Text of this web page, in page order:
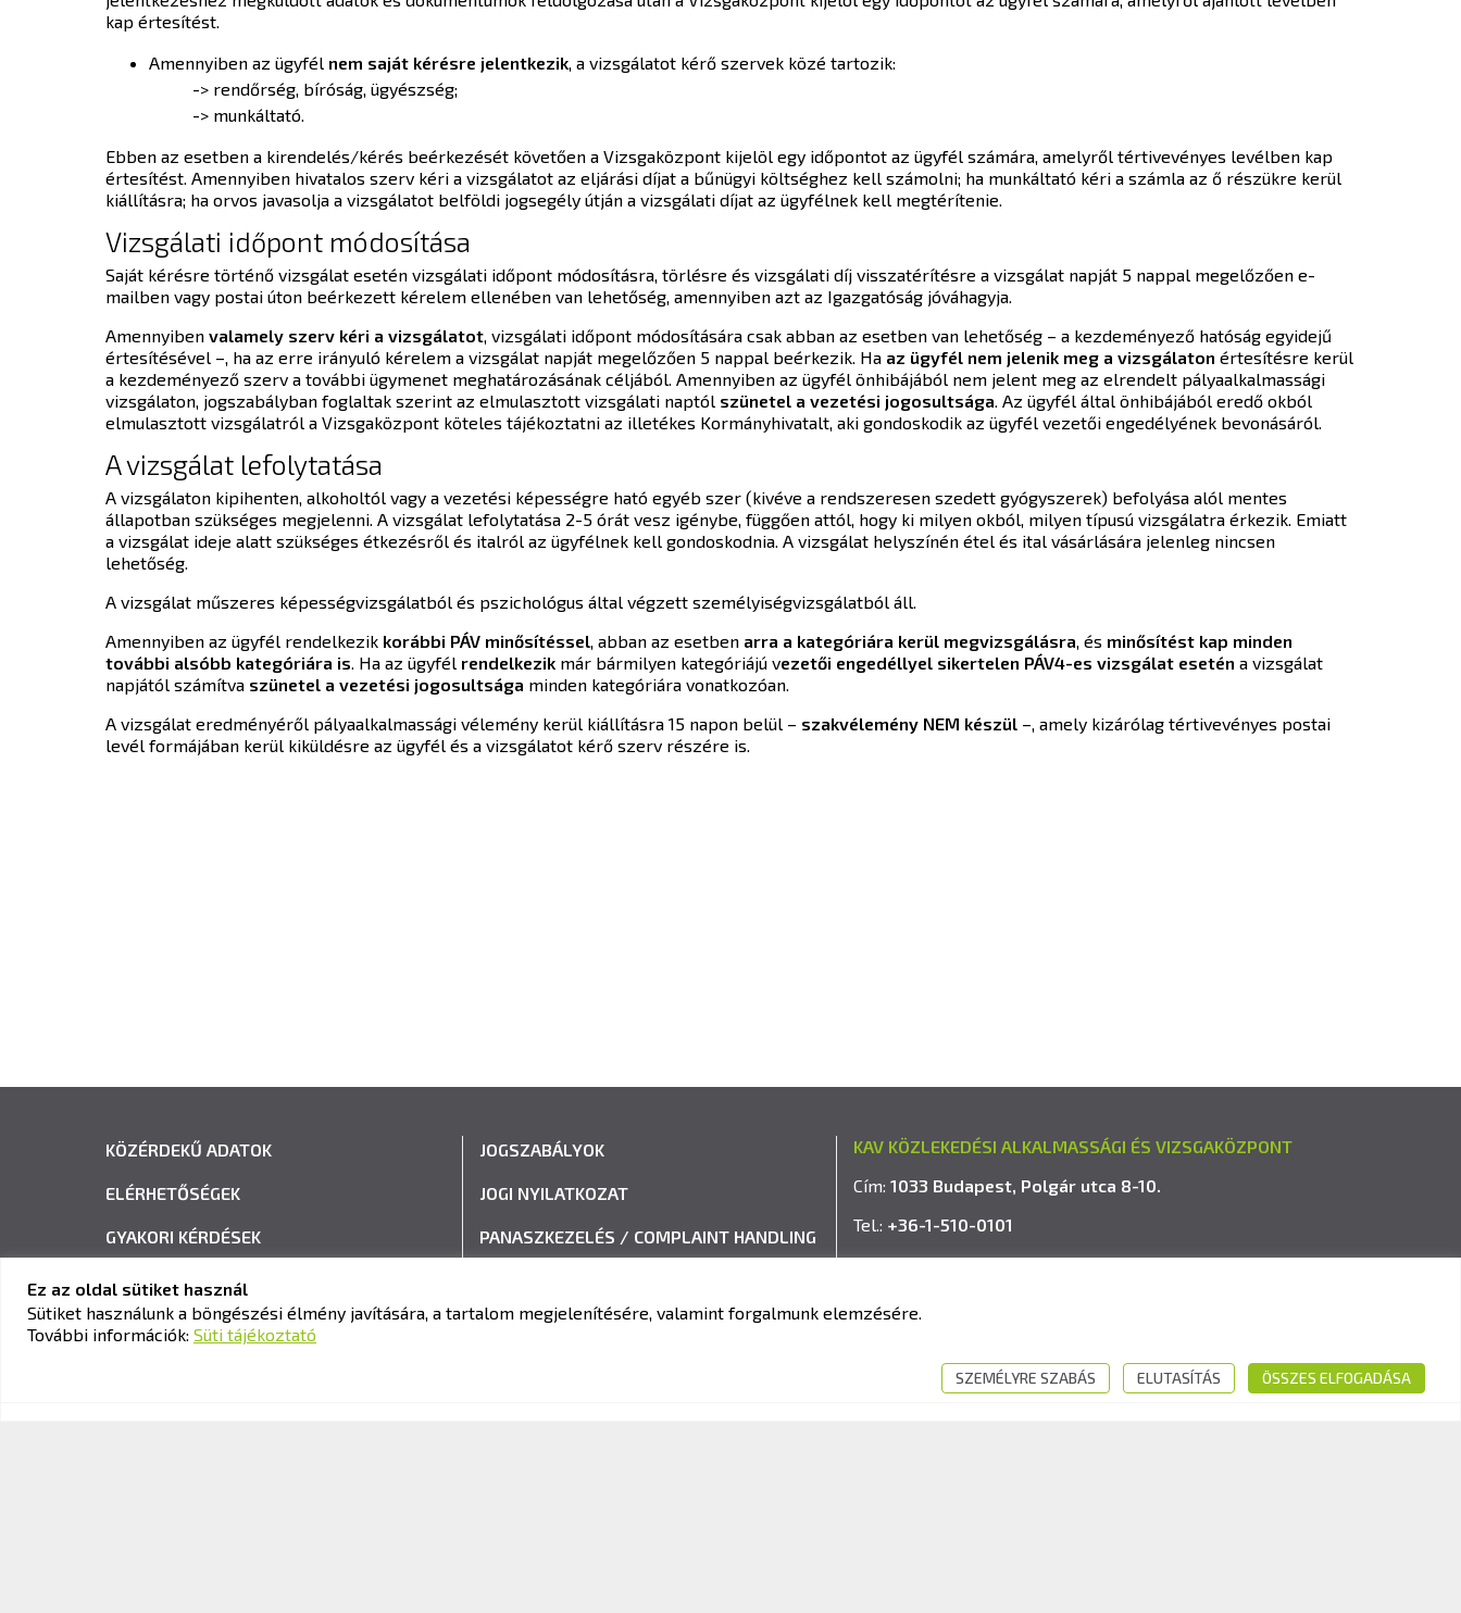
kap értesítést.
Amennyiben az ügyfél nem saját kérésre jelentkezik , a vizsgálatot kérő szervek közé tartozik:
-> rendőrség, bíróság, ügyészség;
-> munkáltató.
Ebben az esetben a kirendelés/kérés beérkezését követően a Vizsgaközpont kijelöl egy időpontot az ügyfél számára, amelyről tértivevényes levélben kap
értesítést. Amennyiben hivatalos szerv kéri a vizsgálatot az eljárási díjat a bűnügyi költséghez kell számolni; ha munkáltató kéri a számla az ő részükre kerül
kiállításra; ha orvos javasolja a vizsgálatot belföldi jogsegély útján a vizsgálati díjat az ügyfélnek kell megtérítenie.
Vizsgálati időpont módosítása
Saját kérésre történő vizsgálat esetén vizsgálati időpont módosításra, törlésre és vizsgálati díj visszatérítésre a vizsgálat napját 5 nappal megelőzően e-
mailben vagy postai úton beérkezett kérelem ellenében van lehetőség, amennyiben azt az Igazgatóság jóváhagyja.
Amennyiben valamely szerv kéri a vizsgálatot , vizsgálati időpont módosítására csak abban az esetben van lehetőség – a kezdeményező hatóság egyidejű
értesítésével –, ha az erre irányuló kérelem a vizsgálat napját megelőzően 5 nappal beérkezik. Ha az ügyfél nem jelenik meg a vizsgálaton értesítésre kerül
a kezdeményező szerv a további ügymenet meghatározásának céljából. Amennyiben az ügyfél önhibájából nem jelent meg az elrendelt pályaalkalmassági
vizsgálaton, jogszabályban foglaltak szerint az elmulasztott vizsgálati naptól szünetel a vezetési jogosultsága . Az ügyfél által önhibájából eredő okból
elmulasztott vizsgálatról a Vizsgaközpont köteles tájékoztatni az illetékes Kormányhivatalt, aki gondoskodik az ügyfél vezetői engedélyének bevonásáról.
A vizsgálat lefolytatása
A vizsgálaton kipihenten, alkoholtól vagy a vezetési képességre ható egyéb szer (kivéve a rendszeresen szedett gyógyszerek) befolyása alól mentes
állapotban szükséges megjelenni. A vizsgálat lefolytatása 2-5 órát vesz igénybe, függően attól, hogy ki milyen okból, milyen típusú vizsgálatra érkezik. Emiatt
a vizsgálat ideje alatt szükséges étkezésről és italról az ügyfélnek kell gondoskodnia. A vizsgálat helyszínén étel és ital vásárlására jelenleg nincsen
lehetőség.
A vizsgálat műszeres képességvizsgálatból és pszichológus által végzett személyiségvizsgálatból áll.
Amennyiben az ügyfél rendelkezik korábbi PÁV minősítéssel , abban az esetben arra a kategóriára kerül megvizsgálásra , és minősítést kap minden
további alsóbb kategóriára is . Ha az ügyfél rendelkezik már bármilyen kategóriájú vezetői engedéllyel sikertelen PÁV4-es vizsgálat esetén a vizsgálat
napjától számítva szünetel a vezetési jogosultsága minden kategóriára vonatkozóan.
A vizsgálat eredményéről pályaalkalmassági vélemény kerül kiállításra 15 napon belül – szakvélemény NEM készül –, amely kizárólag tértivevényes postai
levél formájában kerül kiküldésre az ügyfél és a vizsgálatot kérő szerv részére is.
KÖZÉRDEKŰ ADATOK
ELÉRHETŐSÉGEK
GYAKORI KÉRDÉSEK
ADATVÉDELEM
HÍRLEVÉL FELIRATKOZÁS
JOGSZABÁLYOK
JOGI NYILATKOZAT
PANASZKEZELÉS / COMPLAINT HANDLING
IMPRESSZUM
KAV KÖZLEKEDÉSI ALKALMASSÁGI ÉS VIZSGAKÖZPONT
Cím:1033 Budapest, Polgár utca 8-10.
Tel.: +36-1-510-0101
E-mail:info@kavk.hu
Ez az oldal sütiket használ
Sütiket használunk a böngészési élmény javítására, a tartalom megjelenítésére, valamint forgalmunk elemzésére.
További információk: Süti tájékoztató
SZEMÉLYRE SZABÁS ELUTASÍTÁS ÖSSZES ELFOGADÁSA